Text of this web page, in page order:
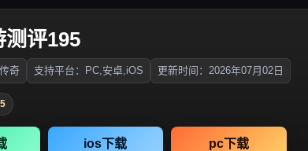
评195
奇 支持平台：PC,安卓,iOS 更新时间：2026年07月02日
ios下载 pc下载